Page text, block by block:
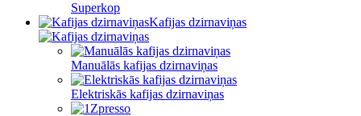
Superkop
Kafijas dzirnaviņas
Manuālās kafijas dzirnaviņas
Elektriskās kafijas dzirnaviņas